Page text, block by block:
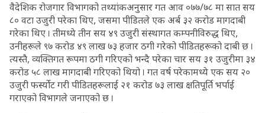
वैदेशिक रोजगार विभागको तथ्यांकअनुसार गत आव ०७७/७८ मा सात सय
८० वटा उजुरी परेका थिए, जसमा पीडितले एक अर्ब ३२ करोड मागदाबी
गरेका थिए । तीमध्ये तीन सय ४९ उजुरी संस्थागत कम्पनीविरुद्ध थिए,
उनीहरूले ९७ करोड ४९ लाख ७३ हजार ठगी गरेको पीडितहरूको दाबी छ ।
त्यस्तै, व्यक्तिगत रूपमा ठगी गरिएको भन्दै परेका चार सय ३१ उजुरीमा ३४
करोड ५८ लाख मागदाबी गरिएको थियो । गत वर्ष परेकामध्ये एक सय २०
उजुरी फर्स्योट गरी पीडितहरूलाई २१ करोड ७३ लाख क्षतिपूर्ति भर्पाई
गराएको विभागले जनाएको छ ।